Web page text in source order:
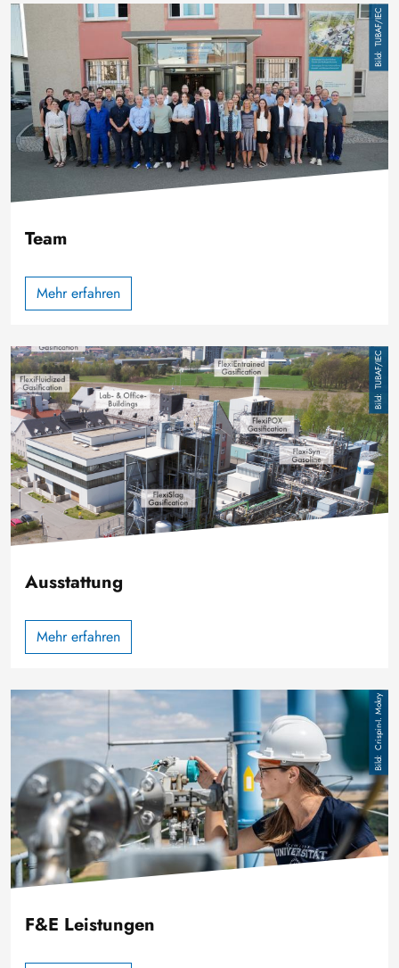
Bild TUBAF/IEC
Team
Mehr erfahren
Bild TUBAF/IEC
Ausstattung
Mehr erfahren
Bild Crispin-I. Mokry
F&E Leistungen